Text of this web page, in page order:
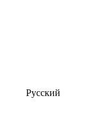
Русский